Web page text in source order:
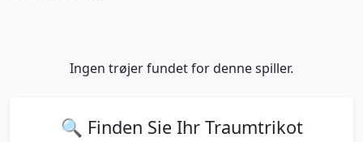
Ingen trøjer fundet for denne spiller.
🔍 Finden Sie Ihr Traumtrikot